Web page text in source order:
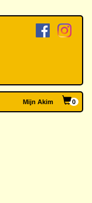
Mijn Akim 0